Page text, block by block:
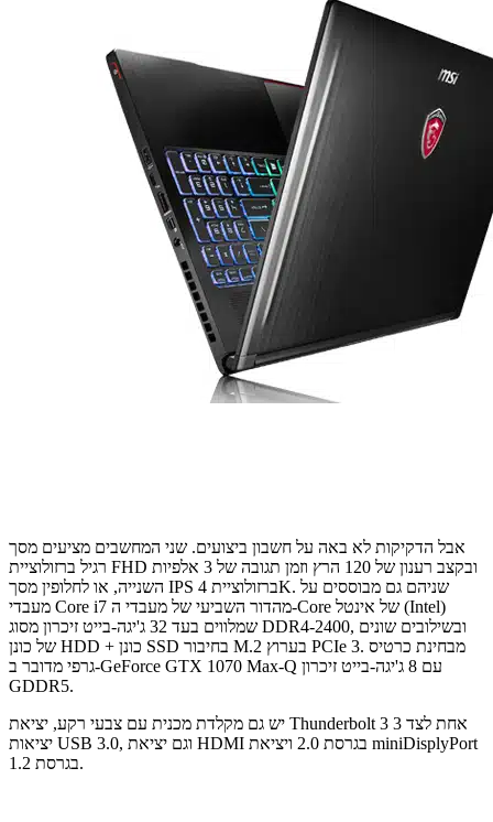
אבל הדקיקות לא באה על חשבון ביצועים. שני המחשבים מציעים מסך
רגיל ברזולוציית FHD ובקצב רענון של 120 הרץ וזמן תגובה של 3 אלפיות
השנייה, או לחלופין מסך IPS ברזולוציית 4K. שניהם גם מבוססים על
מעבדי Core i7 מהדור השביעי של מעבדי ה-Core של אינטל (Intel)
שמלווים בעד 32 ג'יגה-בייט זיכרון מסוג DDR4-2400, ובשילובים שונים
של כונן HDD + כונן SSD בחיבור M.2 בערוץ PCIe 3. מבחינת כרטיס
גרפי מדובר ב-GeForce GTX 1070 Max-Q עם 8 ג'יגה-בייט זיכרון
GDDR5.
יש גם מקלדת מכנית עם צבעי רקע, יציאת Thunderbolt 3 אחת לצד 3
יציאות USB 3.0, וגם יציאת HDMI בגרסת 2.0 ויציאת miniDisplyPort
בגרסת 1.2.